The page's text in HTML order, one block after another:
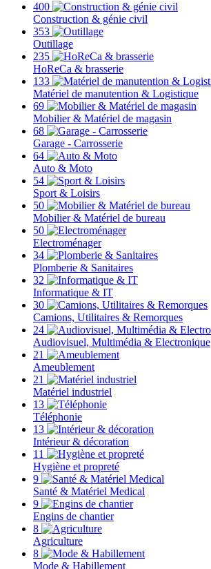
400
Construction & génie civil
353
Outillage
235
HoReCa & brasserie
133
Matériel de manutention & Logistique
69
Mobilier & Matériel de magasin
68
Garage - Carrosserie
64
Auto & Moto
54
Sport & Loisirs
50
Mobilier & Matériel de bureau
50
Electroménager
34
Plomberie & Sanitaires
32
Informatique & IT
30
Camions, Utilitaires & Remorques
24
Audiovisuel, Multimédia & Electronique
21
Ameublement
21
Matériel industriel
13
Téléphonie
13
Intérieur & décoration
11
Hygiène et propreté
9
Santé & Matériel Medical
9
Engins de chantier
8
Agriculture
8
Mode & Habillement